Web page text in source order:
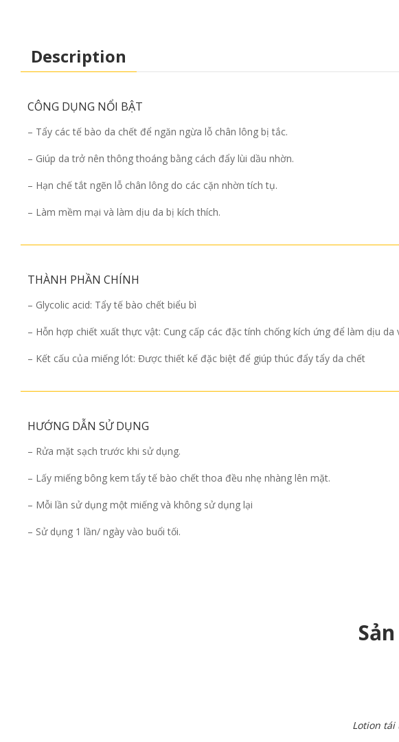
Description
CÔNG DỤNG NỔI BẬT
– Tẩy các tế bào da chết để ngăn ngừa lỗ chân lông bị tắc.
– Giúp da trở nên thông thoáng bằng cách đẩy lùi dầu nhờn.
– Hạn chế tắt ngẽn lỗ chân lông do các cặn nhờn tích tụ.
– Làm mềm mại và làm dịu da bị kích thích.
THÀNH PHẦN CHÍNH
– Glycolic acid: Tẩy tế bào chết biểu bì
– Hỗn hợp chiết xuất thực vật: Cung cấp các đặc tính chống kích ứng để làm dịu
– Kết cấu của miếng lót: Được thiết kế đặc biệt để giúp thúc đẩy tẩy da chết
HƯỚNG DẪN SỬ DỤNG
– Rửa mặt sạch trước khi sử dụng.
– Lấy miếng bông kem tẩy tế bào chết thoa đều nhẹ nhàng lên mặt.
– Mỗi lần sử dụng một miếng và không sử dụng lại
– Sử dụng 1 lần/ ngày vào buổi tối.
Lotion tái